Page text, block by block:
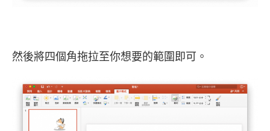
然後將四個角拖拉至你想要的範圍即可。